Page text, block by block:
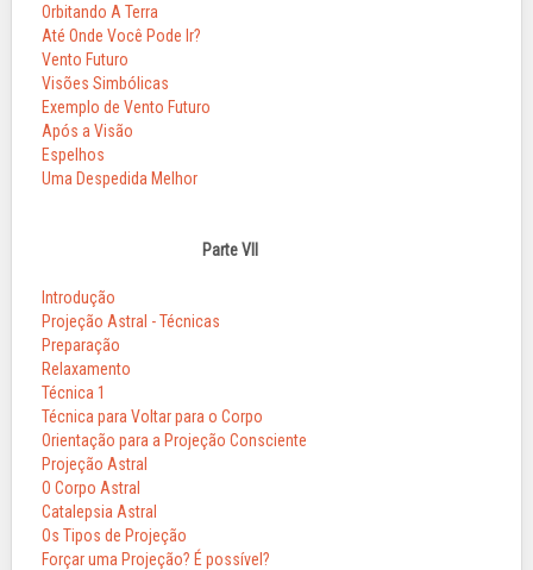
Orbitando A Terra
Até Onde Você Pode Ir?
Vento Futuro
Visões Simbólicas
Exemplo de Vento Futuro
Após a Visão
Espelhos
Uma Despedida Melhor
Parte VII
Introdução
Projeção Astral - Técnicas
Preparação
Relaxamento
Técnica 1
Técnica para Voltar para o Corpo
Orientação para a Projeção Consciente
Projeção Astral
O Corpo Astral
Catalepsia Astral
Os Tipos de Projeção
Forçar uma Projeção? É possível?